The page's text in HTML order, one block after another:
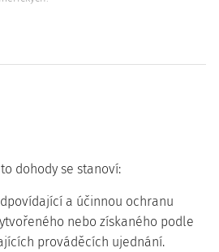
dohody se stanoví:
a účinnou ochranu
nebo získaného podle
prováděcích ujednání.